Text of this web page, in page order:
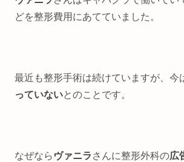
どを整形費用にあてていました。
最近も整形手術は続けていますが、今
っていないとのことです。
なぜなら ヴァニラ さんに整形外科の広